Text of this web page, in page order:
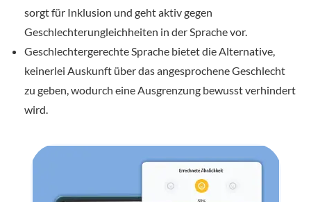
sorgt für Inklusion und geht aktiv gegen
Geschlechterungleichheiten in der Sprache vor.
Geschlechtergerechte Sprache bietet die Alternative,
keinerlei Auskunft über das angesprochene Geschlecht
zu geben, wodurch eine Ausgrenzung bewusst verhindert
wird.